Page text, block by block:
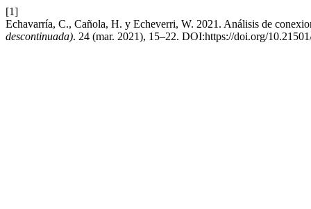
[1]
Echavarría, C., Cañola, H. y Echeverri, W. 2021. Análisis de
descontinuada). 24 (mar. 2021), 15–22. DOI:https://doi.org/